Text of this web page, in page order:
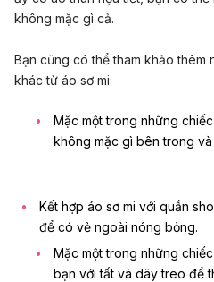
không mặc gì cả.
Bạn cũng có thể tham khảo
khác từ áo sơ mi:
Mặc một trong những
không mặc gì bên trong
Kết hợp áo sơ mi với quần
để có vẻ ngoài nóng bỏng.
Mặc một trong những
bạn với tất và dây treo để